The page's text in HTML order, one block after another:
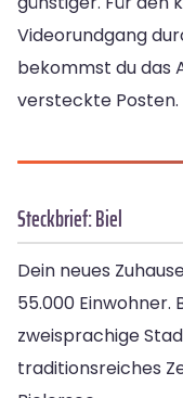
Videorundgang
bekommst du das
versteckte Posten.
Steckbrief: Biel
Dein neues
55.000 Einwohner.
zweisprachige
traditionsreiches